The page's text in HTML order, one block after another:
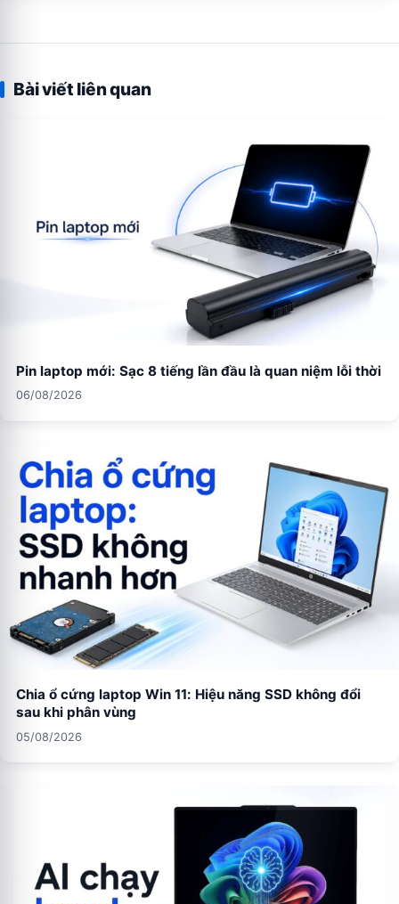
Bài viết liên quan
Pin laptop mới: Sạc 8 tiếng lần đầu là quan niệm lỗi thời
06/08/2026
Chia ổ cứng laptop Win 11: Hiệu năng SSD không đổi
sau khi phân vùng
05/08/2026